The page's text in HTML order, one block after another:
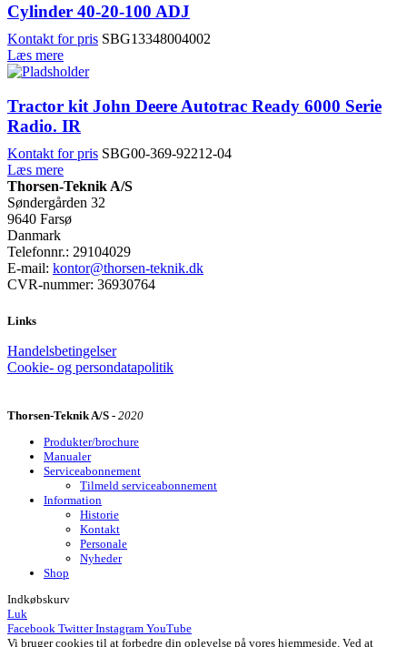
Cylinder 40-20-100 ADJ
Kontakt for pris SBG13348004002
Læs mere
Tractor kit John Deere Autotrac Ready 6000 Serie
Radio. IR
Kontakt for pris SBG00-369-92212-04
Læs mere
Thorsen-Teknik A/S
Søndergården 32
9640 Farsø
Danmark
Telefonnr.: 29104029
E-mail: kontor@thorsen-teknik.dk
CVR-nummer: 36930764
Links
Handelsbetingelser
Cookie- og persondatapolitik
Thorsen-Teknik A/S - 2020
Produkter/brochure
Manualer
Serviceabonnement
Tilmeld serviceabonnement
Information
Historie
Kontakt
Personale
Nyheder
Shop
Indkøbskurv
Luk
Facebook Twitter Instagram YouTube
Vi bruger cookies til at forbedre din oplevelse på vores hjemmeside. Ved at